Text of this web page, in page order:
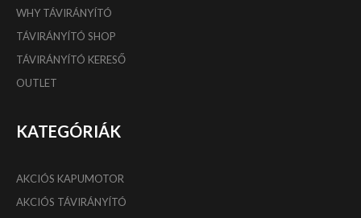
WHY TÁVIRÁNYÍTÓ
TÁVIRÁNYÍTÓ SHOP
TÁVIRÁNYÍTÓ KERESŐ
OUTLET
KATEGÓRIÁK
AKCIÓS KAPUMOTOR
AKCIÓS TÁVIRÁNYÍTÓ